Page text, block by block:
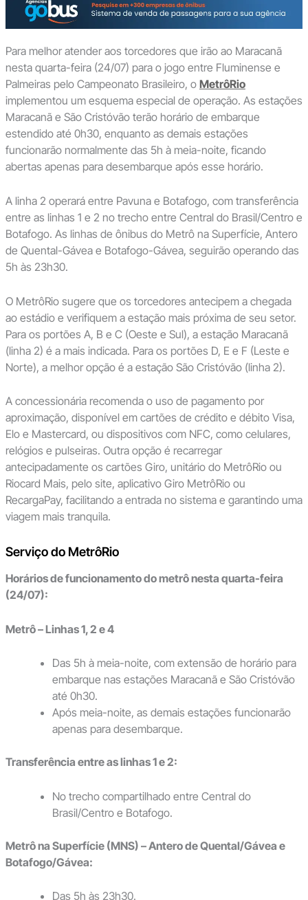
Para melhor atender aos torcedores que irão ao Maracanã
nesta quarta-feira (24/07) para o jogo entre Fluminense e
Palmeiras pelo Campeonato Brasileiro, o MetrôRio
implementou um esquema especial de operação. As estações
Maracanã e São Cristóvão terão horário de embarque
estendido até 0h30, enquanto as demais estações
funcionarão normalmente das 5h à meia-noite, ficando
abertas apenas para desembarque após esse horário.
A linha 2 operará entre Pavuna e Botafogo, com transferência
entre as linhas 1 e 2 no trecho entre Central do Brasil/Centro e
Botafogo. As linhas de ônibus do Metrô na Superfície, Antero
de Quental-Gávea e Botafogo-Gávea, seguirão operando das
5h às 23h30.
O MetrôRio sugere que os torcedores antecipem a chegada
ao estádio e verifiquem a estação mais próxima de seu setor.
Para os portões A, B e C (Oeste e Sul), a estação Maracanã
(linha 2) é a mais indicada. Para os portões D, E e F (Leste e
Norte), a melhor opção é a estação São Cristóvão (linha 2).
A concessionária recomenda o uso de pagamento por
aproximação, disponível em cartões de crédito e débito Visa,
Elo e Mastercard, ou dispositivos com NFC, como celulares,
relógios e pulseiras. Outra opção é recarregar
antecipadamente os cartões Giro, unitário do MetrôRio ou
Riocard Mais, pelo site, aplicativo Giro MetrôRio ou
RecargaPay, facilitando a entrada no sistema e garantindo uma
viagem mais tranquila.
Serviço do MetrôRio
Horários de funcionamento do metrô nesta quarta-feira
(24/07):
Metrô – Linhas 1, 2 e 4
Das 5h à meia-noite, com extensão de horário para
embarque nas estações Maracanã e São Cristóvão
até 0h30.
Após meia-noite, as demais estações funcionarão
apenas para desembarque.
Transferência entre as linhas 1 e 2:
No trecho compartilhado entre Central do
Brasil/Centro e Botafogo.
Metrô na Superfície (MNS) – Antero de Quental/Gávea e
Botafogo/Gávea:
Das 5h às 23h30.